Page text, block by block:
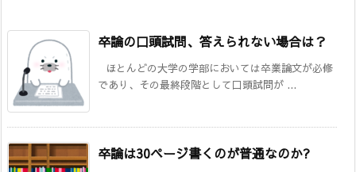
卒論の口頭試問、答えられない場合は？
ほとんどの大学の学部においては卒業論文が必修
であり、その最終段階として口頭試問が ...
卒論は30ページ書くのが普通なのか?